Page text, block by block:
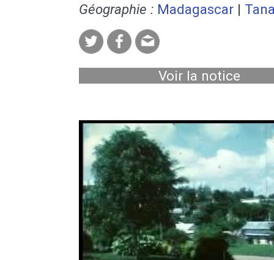
Géographie : Madagascar |
Voir la notice